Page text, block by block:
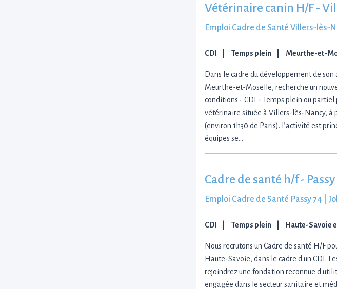
Vétérinaire canin H/F -
Emploi Cadre de Santé Villers-lès-
CDI Temps plein Meurthe-et-
Dans le cadre du développement de
Meurthe-et-Moselle, recherche un
conditions - CDI - Temps plein ou partiel
vétérinaire située à Villers-lès-Nancy, à
(environ 1h30 de Paris). L’activité est
équipes se…
Cadre de santé h/f - Passy
Emploi Cadre de Santé Passy 74 |
CDI Temps plein Haute-Savoie
Nous recrutons un Cadre de santé H/F
Haute-Savoie, dans le cadre d'un CDI.
rejoindrez une fondation reconnue
engagée dans le secteur sanitaire et